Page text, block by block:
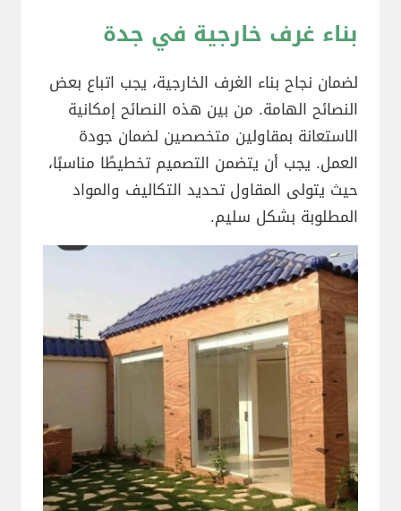
بناء غرف خارجية في جدة
لضمان نجاح بناء الغرف الخارجية، يجب اتباع بعض
النصائح الهامة. من بين هذه النصائح إمكانية
الاستعانة بمقاولين متخصصين لضمان جودة
العمل. يجب أن يتضمن التصميم تخطيطًا مناسبًا،
حيث يتولى المقاول تحديد التكاليف والمواد
المطلوبة بشكل سليم.